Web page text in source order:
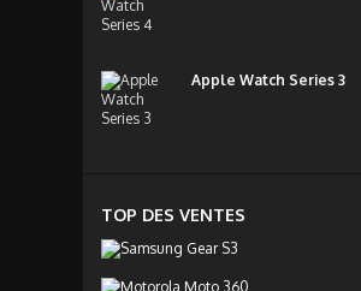
Apple Watch Series 3
TOP DES VENTES